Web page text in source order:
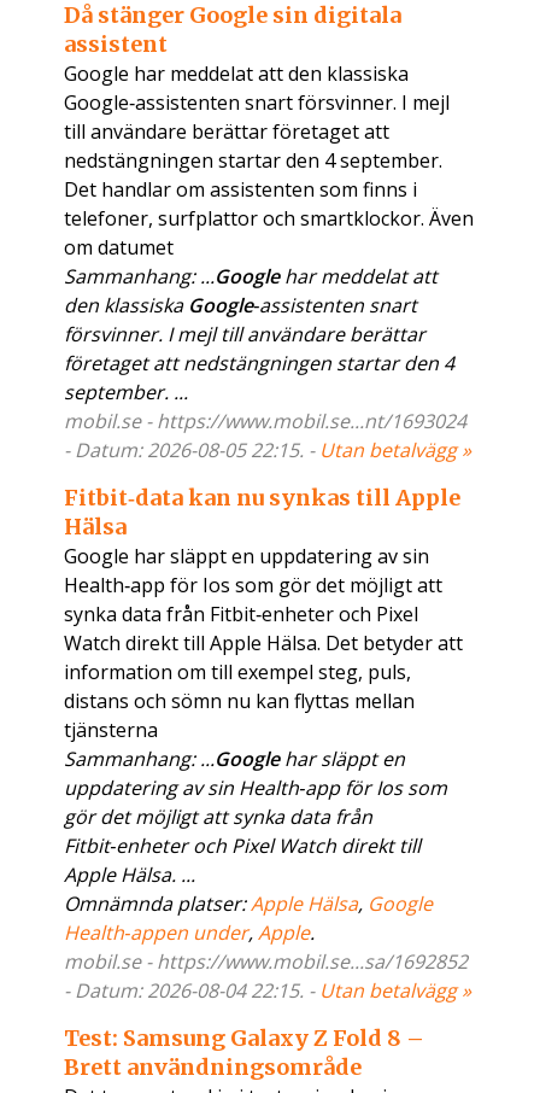
Då stänger Google sin digitala
assistent
Google har meddelat att den klassiska
Google‑assistenten snart försvinner. I mejl
till användare berättar företaget att
nedstängningen startar den 4 september.
Det handlar om assistenten som finns i
telefoner, surfplattor och smartklockor. Även
om datumet
Sammanhang: ...Googlehar meddelat att
den klassiska Google‑assistenten snart
försvinner. I mejl till användare berättar
företaget att nedstängningen startar den 4
september. ...
mobil.se - https://www.mobil.se...nt/1693024
- Datum: 2026-08-05 22:15. - Utan betalvägg »
Fitbit‑data kan nu synkas till Apple
Hälsa
Google har släppt en uppdatering av sin
Health‑app för Ios som gör det möjligt att
synka data från Fitbit‑enheter och Pixel
Watch direkt till Apple Hälsa. Det betyder att
information om till exempel steg, puls,
distans och sömn nu kan flyttas mellan
tjänsterna
Sammanhang: ...Googlehar släppt en
uppdatering av sin Health‑app för Ios som
gör det möjligt att synka data från
Fitbit‑enheter och Pixel Watch direkt till
Apple Hälsa. ...
Omnämnda platser:Apple Hälsa, Google
Health‑appen under,Apple.
mobil.se - https://www.mobil.se...sa/1692852
- Datum: 2026-08-04 22:15. - Utan betalvägg »
Test: Samsung Galaxy Z Fold 8 –
Brett användningsområde